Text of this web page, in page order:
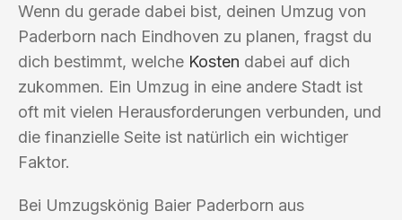
Wenn du gerade dabei bist, deinen Umzug von
Paderborn nach Eindhoven zu planen, fragst du
dich bestimmt, welche Kosten dabei auf dich
zukommen. Ein Umzug in eine andere Stadt ist
oft mit vielen Herausforderungen verbunden, und
die finanzielle Seite ist natürlich ein wichtiger
Faktor.
Bei Umzugskönig Baier Paderborn aus